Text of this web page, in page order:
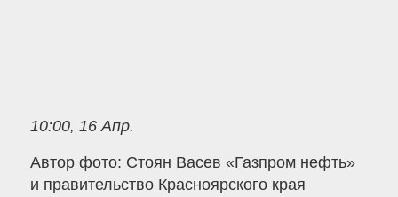
10:00, 16 Апр.
Автор фото: Стоян Васев «Газпром нефть»
и правительство Красноярского края